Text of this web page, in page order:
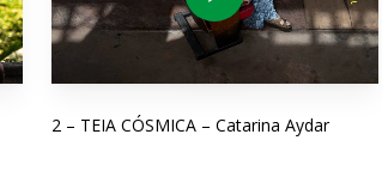
2 – TEIA CÓSMICA – Catarina Aydar